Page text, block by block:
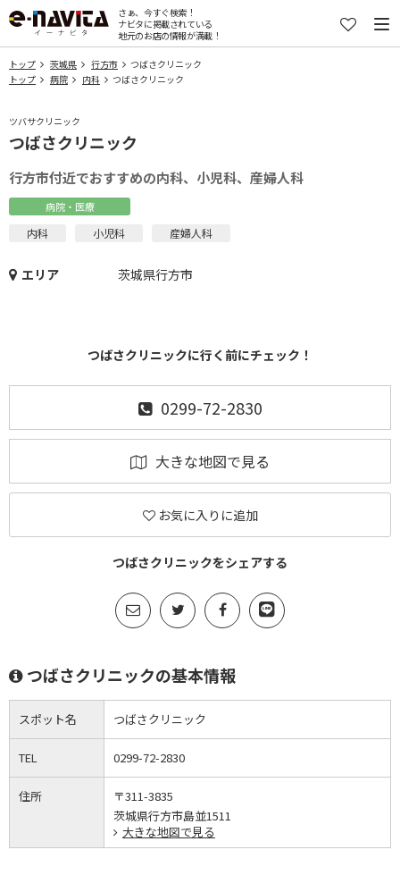
さぁ、今すぐ検索！
ナビタに掲載されている
地元のお店の情報が満載！
トップ 茨城県 行方市
つばさクリニック
トップ
病院 内科 つばさクリニック
ツバサクリニック
つばさクリニック
行方市付近でおすすめの内科、小児科、産婦人科
病院・医療
内科 小児科 産婦人科
エリア 茨城県行方市
つばさクリニックに行く前にチェック！
0299-72-2830
大きな地図で見る
お気に入りに追加
つばさクリニックをシェアする
つばさクリニックの基本情報
スポット名 つばさクリニック
TEL 0299-72-2830
住所
〒311-3835
茨城県行方市島並1511
大きな地図で見る